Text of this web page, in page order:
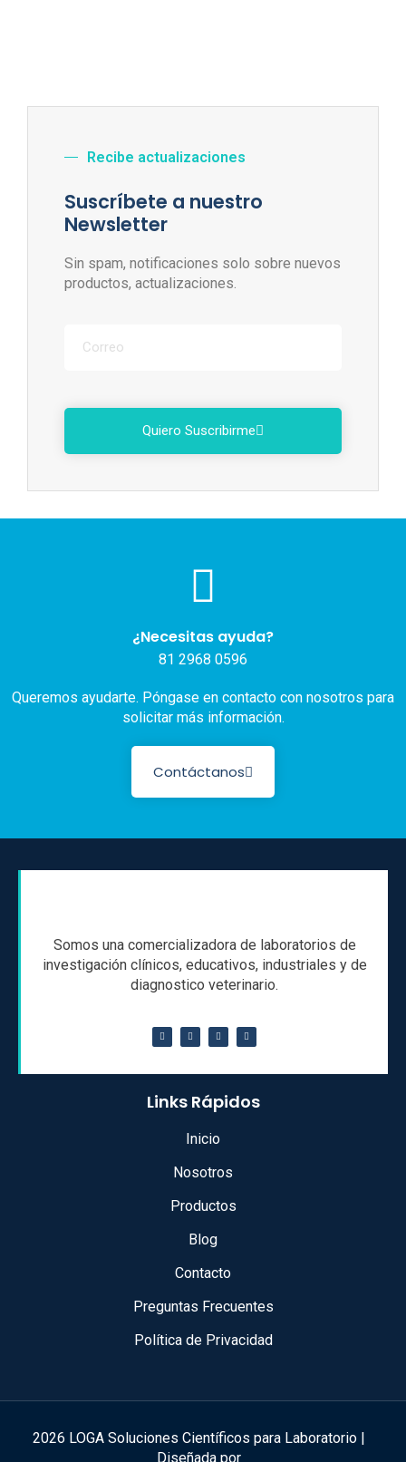
Recibe actualizaciones
Suscríbete a nuestro
Newsletter
Sin spam, notificaciones solo sobre nuevos
productos, actualizaciones.
Quiero Suscribirme
¿Necesitas ayuda?
81 2968 0596
Queremos ayudarte. Póngase en contacto con nosotros para
solicitar más información.
Contáctanos
Somos una comercializadora de laboratorios de
investigación clínicos, educativos, industriales y de
diagnostico veterinario.
Links Rápidos
Inicio
Nosotros
Productos
Blog
Contacto
Preguntas Frecuentes
Política de Privacidad
2026 LOGA Soluciones Científicos para Laboratorio |
Diseñada por